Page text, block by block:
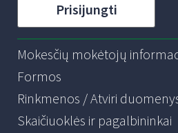
Prisijungti
Mokesčių mokėtojų
Formos
Rinkmenos / Atviri
Skaičiuoklės ir pagalbininkai